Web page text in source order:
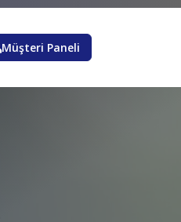
Müşteri Paneli